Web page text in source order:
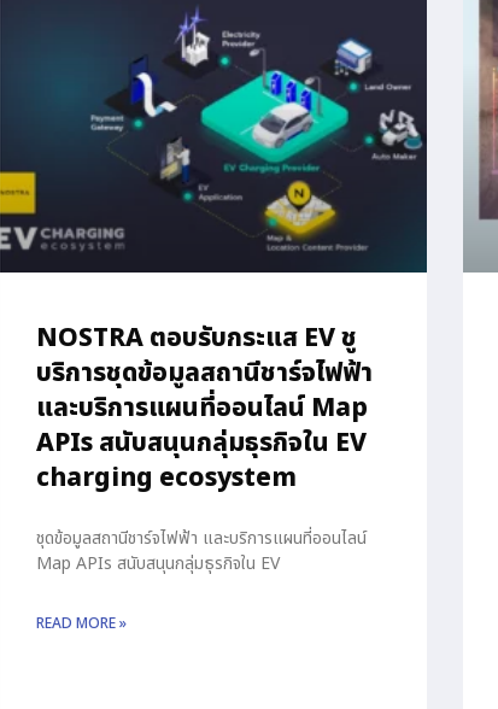
NOSTRA ตอบรับกระแส EV ชู
บริการชุดข้อมูลสถานีชาร์จไฟฟ้า
และบริการแผนที่ออนไลน์ Map
APIs สนับสนุนกลุ่มธุรกิจใน EV
charging ecosystem
ชุดข้อมูลสถานีชาร์จไฟฟ้า และบริการแผนที่ออนไลน์
Map APIs สนับสนุนกลุ่มธุรกิจใน EV
READ MORE »